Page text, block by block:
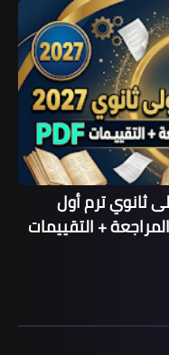
ثانوي ترم أول